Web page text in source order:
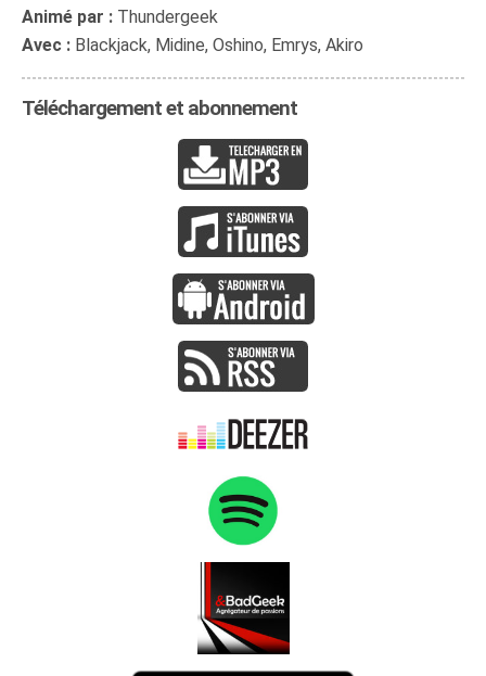
Animé par : Thundergeek
Avec : Blackjack, Midine, Oshino, Emrys, Akiro
Téléchargement et abonnement